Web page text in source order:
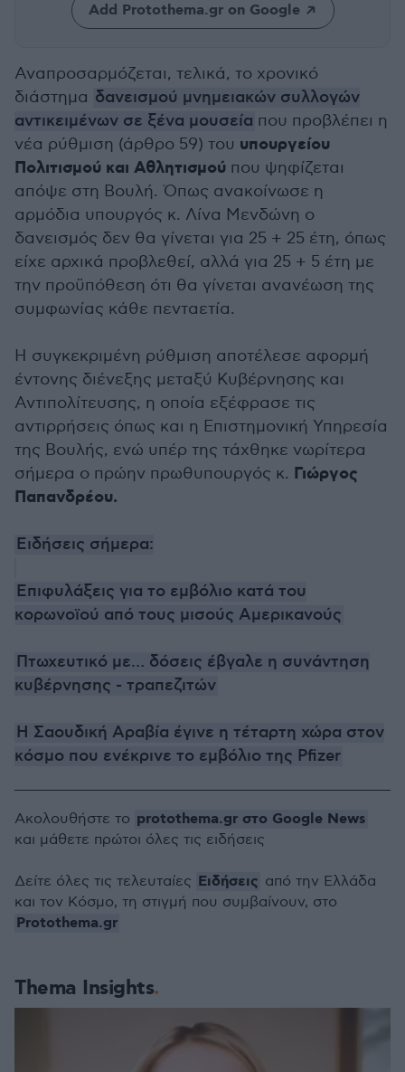
Add Protothema.gr on Google
Αναπροσαρμόζεται, τελικά, το χρονικό
διάστημα δανεισμού μνημειακών συλλογών
αντικειμένων σε ξένα μουσεία που προβλέπει η
νέα ρύθμιση (άρθρο 59) του υπουργείου
Πολιτισμού και Αθλητισμού που ψηφίζεται
απόψε στη Βουλή. Όπως ανακοίνωσε η
αρμόδια υπουργός κ. Λίνα Μενδώνη ο
δανεισμός δεν θα γίνεται για 25 + 25 έτη, όπως
είχε αρχικά προβλεθεί, αλλά για 25 + 5 έτη με
την προϋπόθεση ότι θα γίνεται ανανέωση της
συμφωνίας κάθε πενταετία.
Η συγκεκριμένη ρύθμιση αποτέλεσε αφορμή
έντονης διένεξης μεταξύ Κυβέρνησης και
Αντιπολίτευσης, η οποία εξέφρασε τις
αντιρρήσεις όπως και η Επιστημονική Υπηρεσία
της Βουλής, ενώ υπέρ της τάχθηκε νωρίτερα
σήμερα ο πρώην πρωθυπουργός κ. Γιώργος
Παπανδρέου.
Ειδήσεις σήμερα:
Επιφυλάξεις για το εμβόλιο κατά του
κορωνοϊού από τους μισούς Αμερικανούς
Πτωχευτικό με… δόσεις έβγαλε η συνάντηση
κυβέρνησης - τραπεζιτών
Η Σαουδική Αραβία έγινε η τέταρτη χώρα στον
κόσμο που ενέκρινε το εμβόλιο της Pfizer
Thema Insights
Ακολουθήστε το protothema.gr στο Google News
και μάθετε πρώτοι όλες τις ειδήσεις
Δείτε όλες τις τελευταίες Ειδήσεις από την Ελλάδα
και τον Κόσμο, τη στιγμή που συμβαίνουν, στο
Protothema.gr